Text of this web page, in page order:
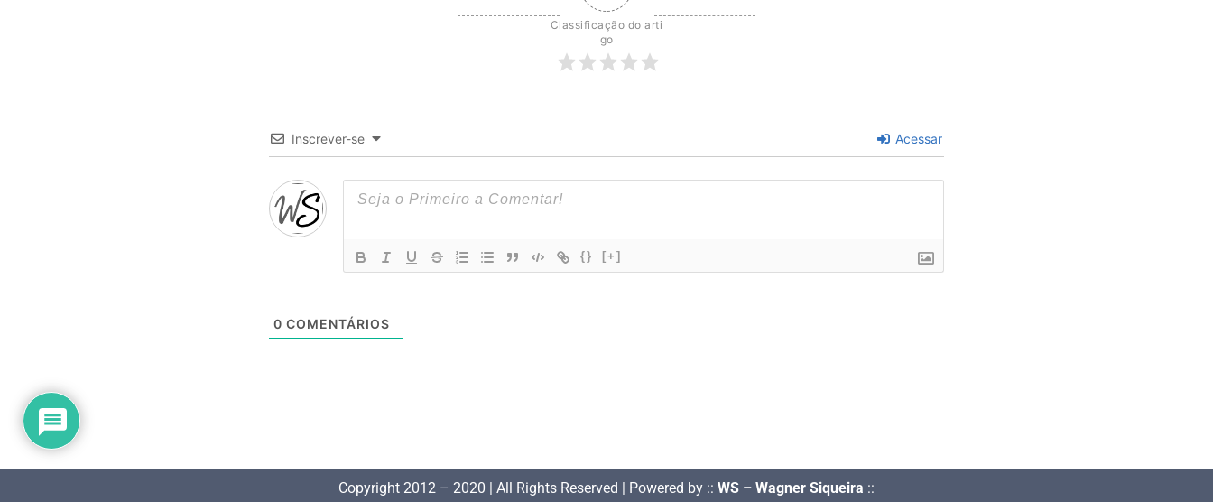
Classificação do arti
go
Inscrever-se Acessar
{} [+]
0 COMENTÁRIOS
Copyright 2012 – 2020 | All Rights Reserved | Powered by :: WS – Wagner Siqueira ::